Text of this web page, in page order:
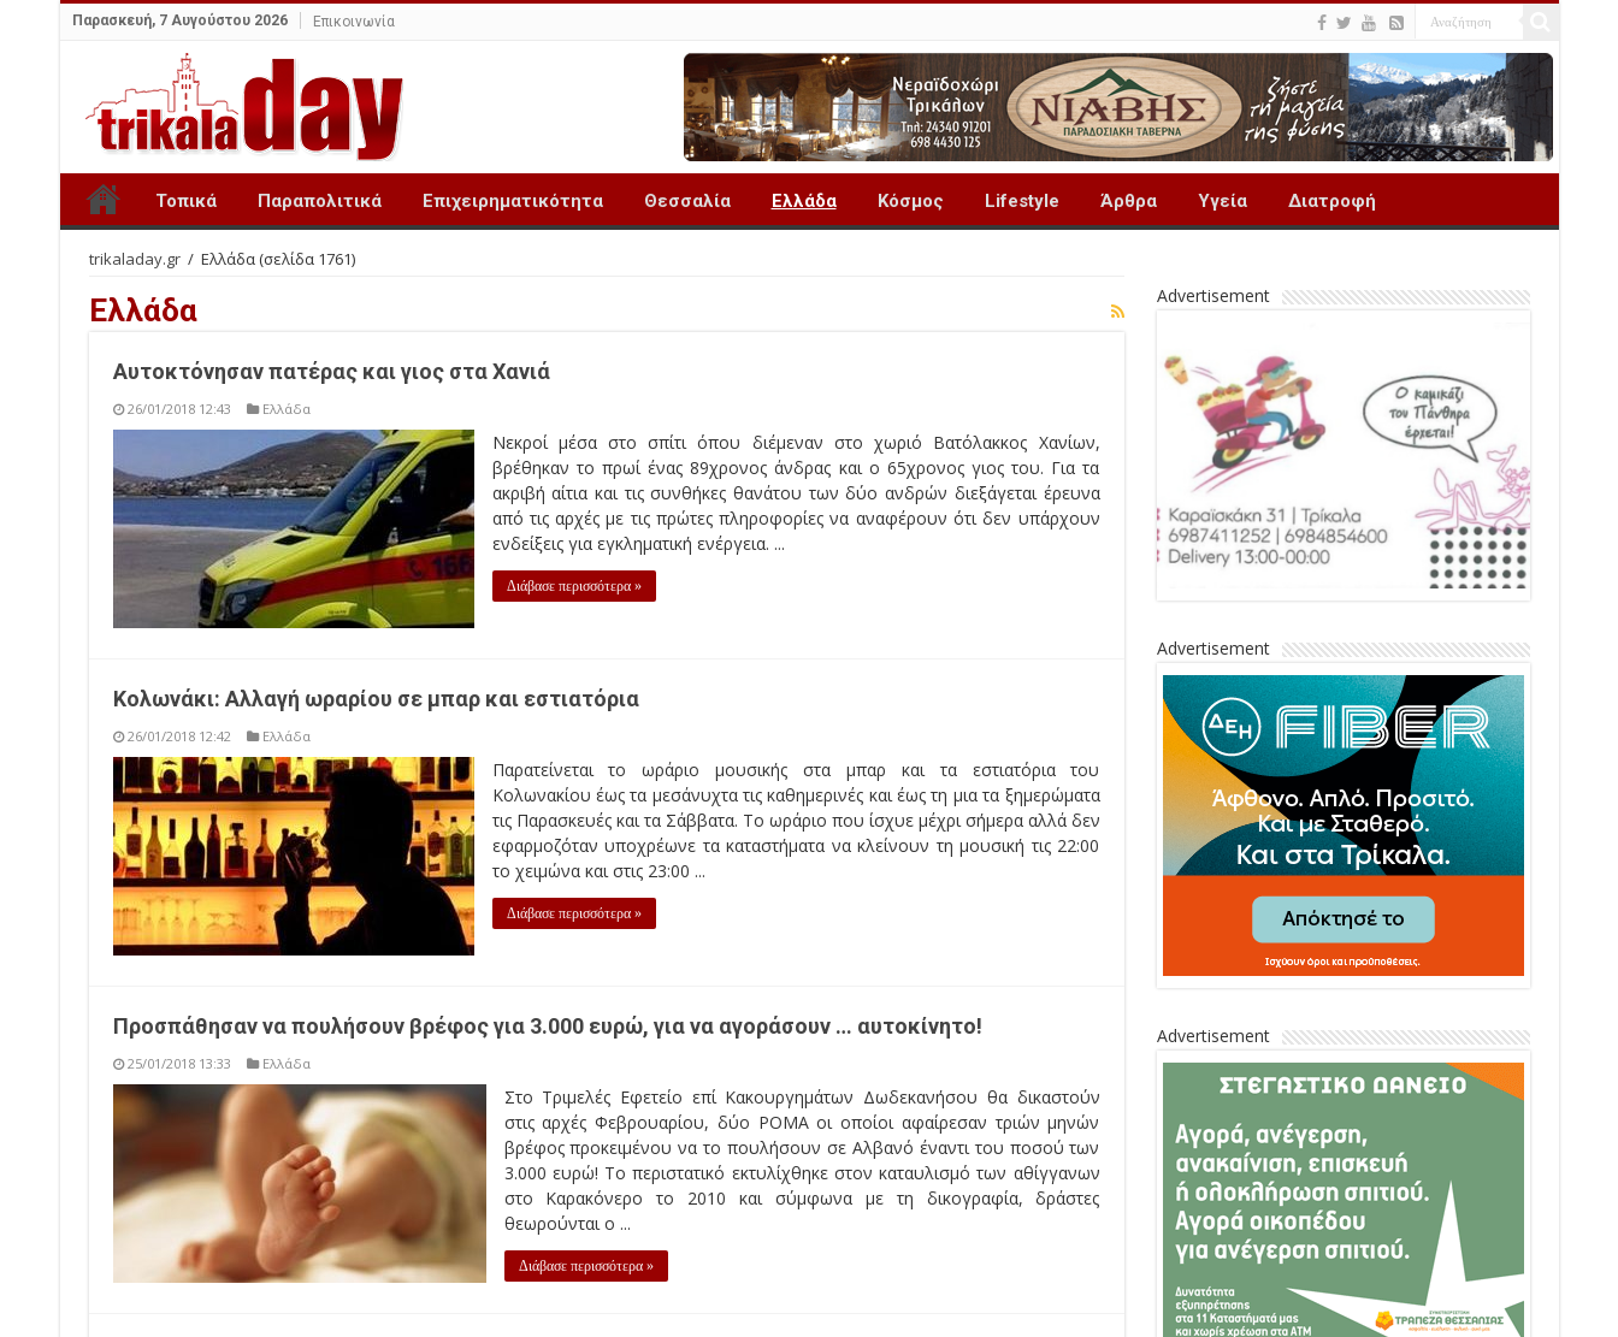
Παρασκευή, 7 Αυγούστου 2026 Επικοινωνία
Τοπικά Παραπολιτικά Επιχειρηματικότητα Θεσσαλία Ελλάδα Κόσμος Lifestyle Άρθρα Υγεία Διατροφή
trikaladay.gr / Ελλάδα(σελίδα 1761)
Ελλάδα
Αυτοκτόνησαν πατέρας και γιος στα Χανιά
26/01/2018 12:43 Ελλάδα
Νεκροί μέσα στο σπίτι όπου διέμεναν στο χωριό Βατόλακκος Χανίων,
βρέθηκαν το πρωί ένας 89χρονος άνδρας και ο 65χρονος γιος του. Για τα
ακριβή αίτια και τις συνθήκες θανάτου των δύο ανδρών διεξάγεται έρευνα
από τις αρχές με τις πρώτες πληροφορίες να αναφέρουν ότι δεν υπάρχουν
ενδείξεις για εγκληματική ενέργεια. ...
Διάβασε περισσότερα »
Κολωνάκι: Αλλαγή ωραρίου σε μπαρ και εστιατόρια
26/01/2018 12:42 Ελλάδα
Παρατείνεται το ωράριο μουσικής στα μπαρ και τα εστιατόρια του
Κολωνακίου έως τα μεσάνυχτα τις καθημερινές και έως τη μια τα ξημερώματα
τις Παρασκευές και τα Σάββατα. Το ωράριο που ίσχυε μέχρι σήμερα αλλά δεν
εφαρμοζόταν υποχρέωνε τα καταστήματα να κλείνουν τη μουσική τις 22:00
το χειμώνα και στις 23:00 ...
Διάβασε περισσότερα »
Προσπάθησαν να πουλήσουν βρέφος για 3.000 ευρώ, για να αγοράσουν … αυτοκίνητο!
25/01/2018 13:33 Ελλάδα
Στο Τριμελές Εφετείο επί Κακουργημάτων Δωδεκανήσου θα δικαστούν
στις αρχές Φεβρουαρίου, δύο ΡΟΜΑ οι οποίοι αφαίρεσαν τριών μηνών
βρέφος προκειμένου να το πουλήσουν σε Αλβανό έναντι του ποσού των
3.000 ευρώ! Το περιστατικό εκτυλίχθηκε στον καταυλισμό των αθίγγανων
στο Καρακόνερο το 2010 και σύμφωνα με τη δικογραφία, δράστες
θεωρούνται ο ...
Διάβασε περισσότερα »
Advertisement
Advertisement
Advertisement